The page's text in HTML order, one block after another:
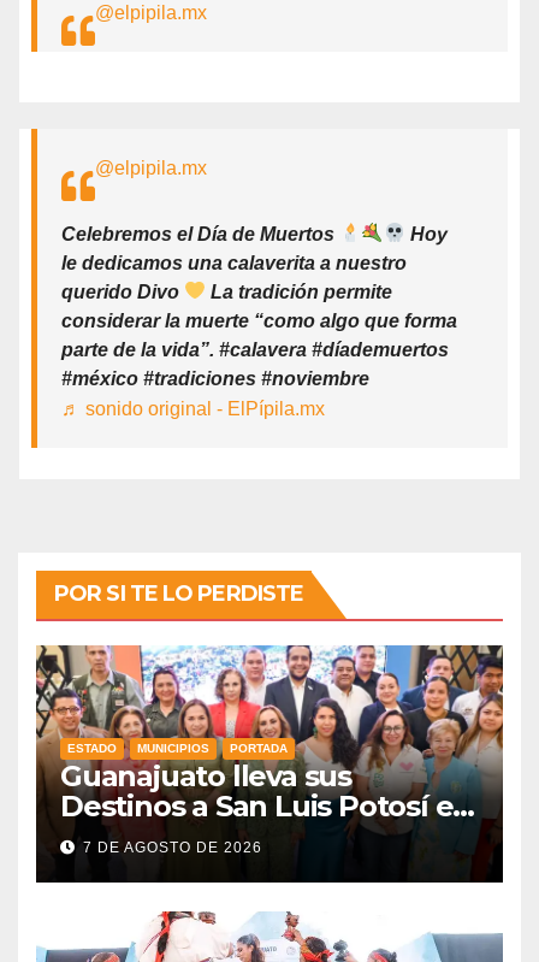
@elpipila.mx
@elpipila.mx
Celebremos el Día de Muertos
Hoy
le dedicamos una calaverita a nuestro
querido Divo
La tradición permite
considerar la muerte “como algo que forma
parte de la vida”. #calavera #díademuertos
#méxico #tradiciones #noviembre
♬ sonido original - ElPípila.mx
POR SI TE LO PERDISTE
ESTADO MUNICIPIOS PORTADA
Guanajuato lleva sus
Destinos a San Luis Potosí en
vísperas de la FENAPO
7 DE AGOSTO DE 2026